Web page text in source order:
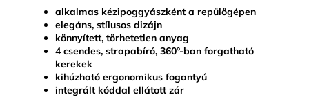
alkalmas kézipoggyászként a repülőgépen
elegáns, stílusos dizájn
könnyített, törhetetlen anyag
4 csendes, strapabíró, 360°-ban forgatható
kerekek
kihúzható ergonomikus fogantyú
integrált kóddal ellátott zár